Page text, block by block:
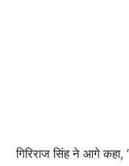
गिरिराज सिंह ने आगे